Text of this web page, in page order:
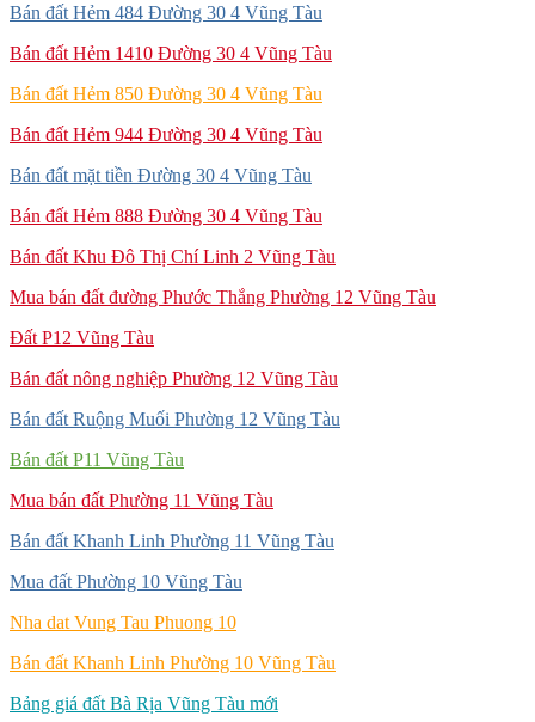
Bán đất Hẻm 484 Đường 30 4 Vũng Tàu
Bán đất Hẻm 1410 Đường 30 4 Vũng Tàu
Bán đất Hẻm 850 Đường 30 4 Vũng Tàu
Bán đất Hẻm 944 Đường 30 4 Vũng Tàu
Bán đất mặt tiền Đường 30 4 Vũng Tàu
Bán đất Hẻm 888 Đường 30 4 Vũng Tàu
Bán đất Khu Đô Thị Chí Linh 2 Vũng Tàu
Mua bán đất đường Phước Thắng Phường 12 Vũng Tàu
Đất P12 Vũng Tàu
Bán đất nông nghiệp Phường 12 Vũng Tàu
Bán đất Ruộng Muối Phường 12 Vũng Tàu
Bán đất P11 Vũng Tàu
Mua bán đất Phường 11 Vũng Tàu
Bán đất Khanh Linh Phường 11 Vũng Tàu
Mua đất Phường 10 Vũng Tàu
Nha dat Vung Tau Phuong 10
Bán đất Khanh Linh Phường 10 Vũng Tàu
Bảng giá đất Bà Rịa Vũng Tàu mới